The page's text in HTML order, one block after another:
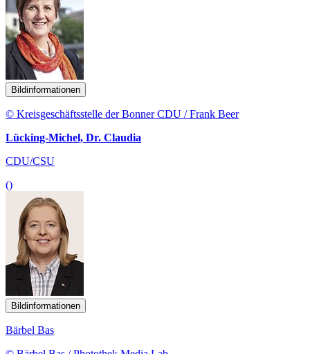
Bildinformationen
© Kreisgeschäftsstelle der Bonner CDU / Frank Beer
Lücking-Michel, Dr. Claudia
CDU/CSU
()
Bildinformationen
Bärbel Bas